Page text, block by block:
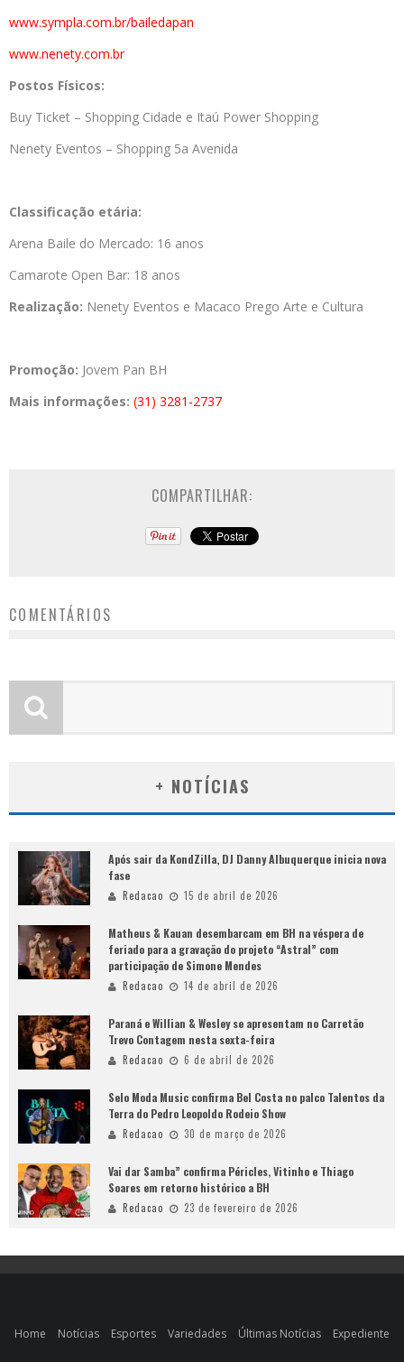
www.sympla.com.br/bailedapan
www.nenety.com.br
Postos Físicos:
Buy Ticket – Shopping Cidade e Itaú Power Shopping
Nenety Eventos – Shopping 5a Avenida
Classificação etária:
Arena Baile do Mercado: 16 anos
Camarote Open Bar: 18 anos
Realização: Nenety Eventos e Macaco Prego Arte e Cultura
Promoção: Jovem Pan BH
Mais informações: (31) 3281-2737
COMPARTILHAR:
COMENTÁRIOS
+ NOTÍCIAS
Após sair da KondZilla, DJ Danny Albuquerque inicia nova
fase
Redacao 15 de abril de 2026
Matheus & Kauan desembarcam em BH na véspera de
feriado para a gravação do projeto “Astral” com
participação de Simone Mendes
Redacao 14 de abril de 2026
Paraná e Willian & Wesley se apresentam no Carretão
Trevo Contagem nesta sexta-feira
Redacao 6 de abril de 2026
Selo Moda Music confirma Bel Costa no palco Talentos da
Terra do Pedro Leopoldo Rodeio Show
Redacao 30 de março de 2026
Vai dar Samba” confirma Péricles, Vitinho e Thiago
Soares em retorno histórico a BH
Redacao 23 de fevereiro de 2026
Home Notícias Esportes Variedades Últimas Notícias Expediente